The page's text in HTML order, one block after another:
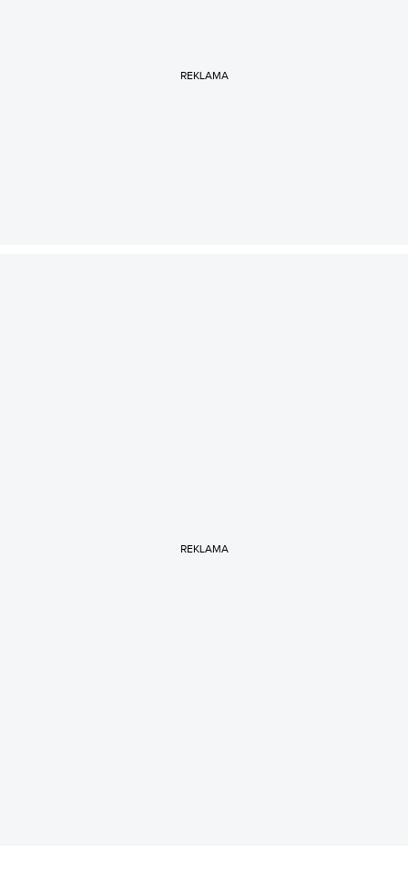
REKLAMA
REKLAMA